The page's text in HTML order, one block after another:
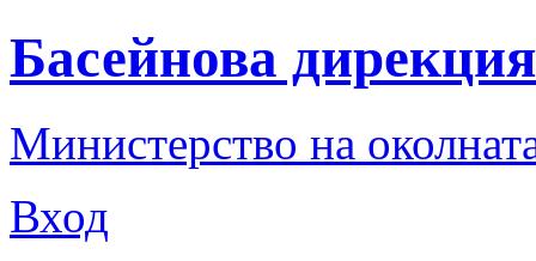
Басейнова
Министерство на
Вход